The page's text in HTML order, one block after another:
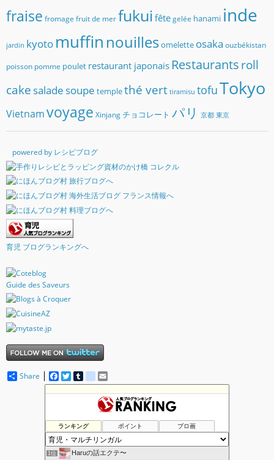
fraise fromage fruit de mer fukui fête gelée hanami inde
jardin kyoto muffin nouillesomelette osaka ouzbékistan
poisson pomme poulet restaurant japonais Restaurantsroll
cake salade soupe templethé vert tiramisu tofuTokyo
Vietnamvoyage Xinjang チョコレート パリ 京都 東京
powered by レシピブログ
育児 ブログランキングへ
Guide des Saveurs
Share
F
a
c
o
o
k
T
w
i
e
r
T
u
m
r
d
e
l
o
u
s
m
a
i
l
ランキング ポイント ブロ画
1位 Haruの話エクテ〜